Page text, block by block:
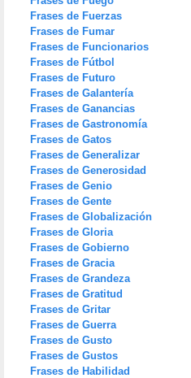
Frases de Fuerzas
Frases de Fumar
Frases de Funcionarios
Frases de Fútbol
Frases de Futuro
Frases de Galantería
Frases de Ganancias
Frases de Gastronomía
Frases de Gatos
Frases de Generalizar
Frases de Generosidad
Frases de Genio
Frases de Gente
Frases de Globalización
Frases de Gloria
Frases de Gobierno
Frases de Gracia
Frases de Grandeza
Frases de Gratitud
Frases de Gritar
Frases de Guerra
Frases de Gusto
Frases de Gustos
Frases de Habilidad